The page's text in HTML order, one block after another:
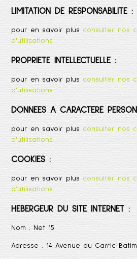
LIMITATION DE RESPONSABILITE :
pour en savoir plus consulter nos
d'utilisations
PROPRIETE INTELLECTUELLE :
pour en savoir plus consulter nos
d'utilisations
DONNEES A CARACTERE
pour en savoir plus consulter nos
d'utilisations
COOKIES :
pour en savoir plus consulter nos
d'utilisations
HEBERGEUR DU SITE INTERNET :
Nom : Net 15
Adresse : 14 Avenue du Garric-